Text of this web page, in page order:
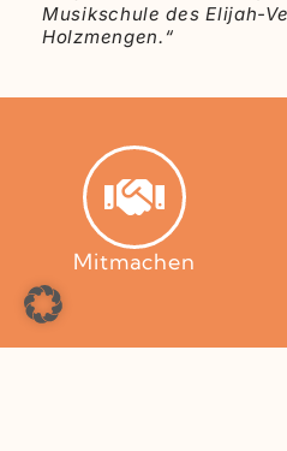
Musikschule des Elijah-
Holzmengen.“
Mitmachen